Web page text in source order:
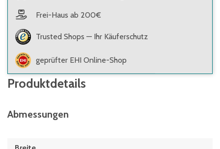
Frei-Haus ab 200€
Trusted Shops — Ihr Käuferschutz
geprüfter EHI Online-Shop
Produktdetails
Abmessungen